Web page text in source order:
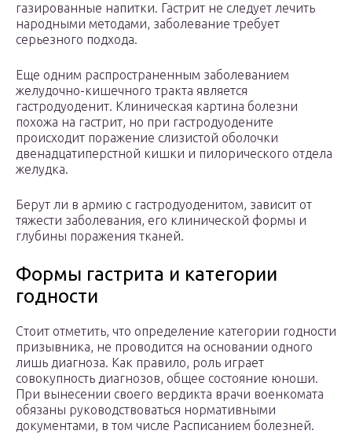
газированные напитки. Гастрит не следует лечить
народными методами, заболевание требует
серьезного подхода.
Еще одним распространенным заболеванием
желудочно-кишечного тракта является
гастродуоденит. Клиническая картина болезни
похожа на гастрит, но при гастродуодените
происходит поражение слизистой оболочки
двенадцатиперстной кишки и пилорического отдела
желудка.
Берут ли в армию с гастродуоденитом, зависит от
тяжести заболевания, его клинической формы и
глубины поражения тканей.
Формы гастрита и категории
годности
Стоит отметить, что определение категории годности
призывника, не проводится на основании одного
лишь диагноза. Как правило, роль играет
совокупность диагнозов, общее состояние юноши.
При вынесении своего вердикта врачи военкомата
обязаны руководствоваться нормативными
документами, в том числе Расписанием болезней.